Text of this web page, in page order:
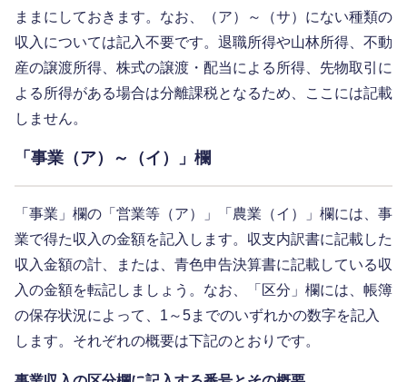
ままにしておきます。なお、（ア）～（サ）にない種類の
収入については記入不要です。退職所得や山林所得、不動
産の譲渡所得、株式の譲渡・配当による所得、先物取引に
よる所得がある場合は分離課税となるため、ここには記載
しません。
「事業（ア）～（イ）」欄
「事業」欄の「営業等（ア）」「農業（イ）」欄には、事
業で得た収入の金額を記入します。収支内訳書に記載した
収入金額の計、または、青色申告決算書に記載している収
入の金額を転記しましょう。なお、「区分」欄には、帳簿
の保存状況によって、1～5までのいずれかの数字を記入
します。それぞれの概要は下記のとおりです。